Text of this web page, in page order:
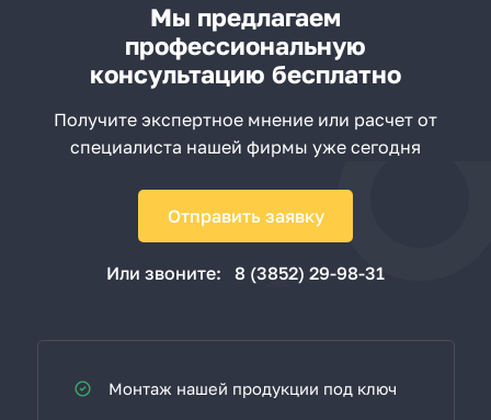
Мы предлагаем
профессиональную
консультацию бесплатно
Получите экспертное мнение или расчет от
специалиста нашей фирмы уже сегодня
Отправить заявку
Или звоните: 8 (3852) 29-98-31
Монтаж нашей продукции под ключ